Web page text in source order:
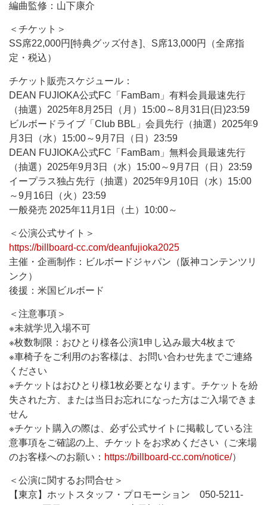
編曲監修：山下康介
＜チケット＞
SS席22,000円[特典グッズ付き]、S席13,000円（全席指
定・税込）
チケット販売スケジュール：
DEAN FUJIOKA公式FC「FamBam」有料会員最速先行
（抽選）2025年8月25日（月）15:00～8月31日(日)23:59
ビルボードライブ「Club BBL」会員先行（抽選）2025年9
月3日（水）15:00～9月7日（日）23:59
DEAN FUJIOKA公式FC「FamBam」無料会員最速先行
（抽選）2025年9月3日（水）15:00～9月7日（日）23:59
イープラス独占先行（抽選）2025年9月10日（水）15:00
～9月16日（火）23:59
一般発売 2025年11月1日（土）10:00～
＜公演公式サイト＞
https://billboard-cc.com/deanfujioka2025
主催・企画制作：ビルボードジャパン（阪神コンテンツリ
ンク）
後援：米国ビルボード
＜注意事項＞
※未就学児入場不可
※枚数制限：おひとり様各公演1申し込み最大4枚まで
※車椅子をご利用のお客様は、お問い合わせ先までご連絡
ください
※チケットはおひとり様1枚必要となります。チケットを紛
失された方、または当日お忘れになった方はご入場できま
せん
※チケット購入の際は、必ず公式サイトに掲載している注
意事項をご確認の上、チケットをお求めください（ご来場
のお客様へのお願い： https://billboard-cc.com/notice/）
＜公演に関するお問合せ＞
【東京】ホットスタッフ・プロモーション 050-5211-